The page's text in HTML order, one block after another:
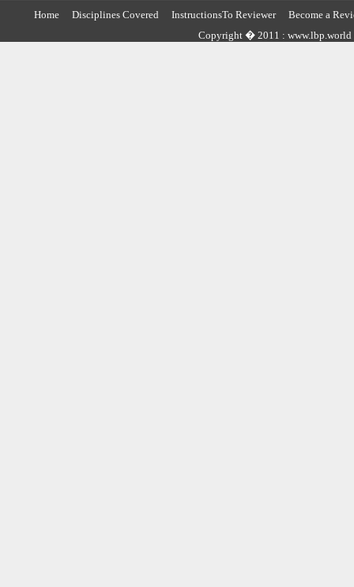
Home Disciplines Covered InstructionsTo Reviewer
Become a
Copyright � 2011 : www.lbp.world